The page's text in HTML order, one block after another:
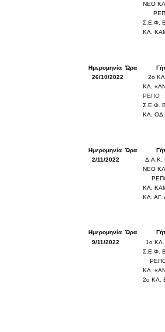
ΝΕΟ
Σ.Ε.Φ.
ΚΛ.
Ημερομηνία Ώρα
26/10/2022
2ο
ΚΛ.
ΡΕΠΟ
Σ.Ε.Φ.
ΚΛ.
Ημερομηνία Ώρα
2/11/2022
Δ.Α.Κ.
ΝΕΟ
ΚΛ.
ΚΛ. ΑΓ.
Ημερομηνία Ώρα
9/11/2022
1ο
Σ.Ε.Φ.
ΚΛ.
2ο ΚΛ.